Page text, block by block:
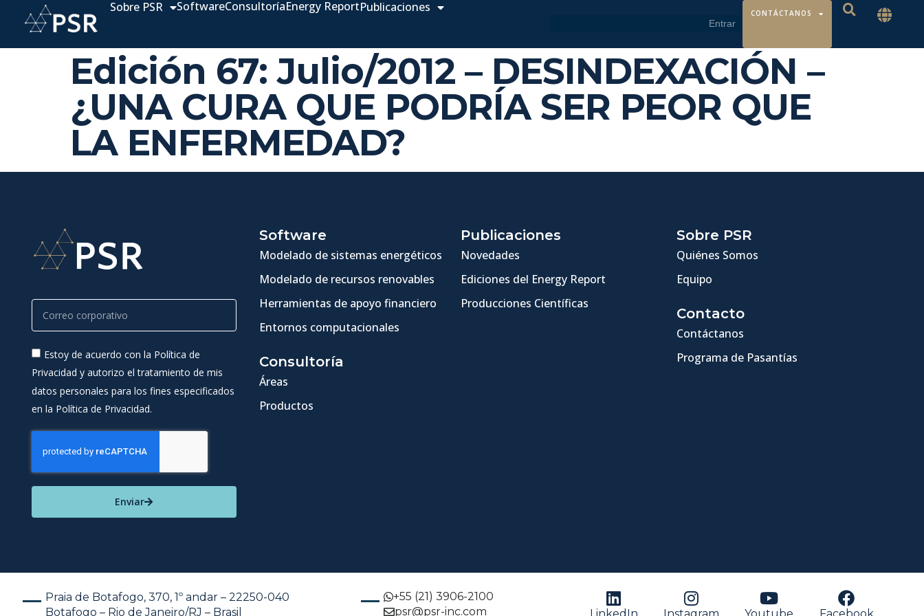
Sobre PSR SoftwareConsultoríaEnergy ReportPublicaciones CONTÁCTANOS
Edición 67: Julio/2012 – DESINDEXACIÓN –
¿UNA CURA QUE PODRÍA SER PEOR QUE
LA ENFERMEDAD?
Estoy de acuerdo con la Política de
Privacidad y autorizo el tratamiento de mis
datos personales para los fines especificados
en la Política de Privacidad.
Enviar
Software
Modelado de sistemas energéticos
Modelado de recursos renovables
Herramientas de apoyo financiero
Entornos computacionales
Consultoría
Áreas
Productos
Publicaciones
Novedades
Ediciones del Energy Report
Producciones Científicas
Sobre PSR
Quiénes Somos
Equipo
Contacto
Contáctanos
Programa de Pasantías
Praia de Botafogo, 370, 1º andar – 22250-040
Botafogo – Rio de Janeiro/RJ – Brasil
+55 (21) 3906-2100
psr@psr-inc.com